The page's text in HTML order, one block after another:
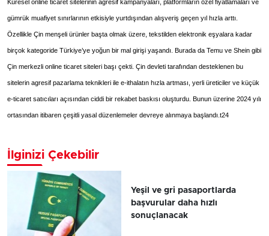
Küresel online ticaret sitelerinin agresif kampanyaları, platformların özel fiyatlamaları ve
gümrük muafiyet sınırlarının etkisiyle yurtdışından alışveriş geçen yıl hızla arttı.
Özellikle Çin menşeli ürünler başta olmak üzere, tekstilden elektronik eşyalara kadar
birçok kategoride Türkiye’ye yoğun bir mal girişi yaşandı. Burada da Temu ve Shein gibi
Çin merkezli online ticaret siteleri başı çekti. Çin devleti tarafından desteklenen bu
sitelerin agresif pazarlama teknikleri ile e-ithalatın hızla artması, yerli üreticiler ve küçük
e-ticaret satıcıları açısından ciddi bir rekabet baskısı oluşturdu. Bunun üzerine 2024 yılı
ortasından itibaren çeşitli yasal düzenlemeler devreye alınmaya başlandı.t24
İlginizi Çekebilir
Yeşil ve gri pasaportlarda
başvurular daha hızlı
sonuçlanacak